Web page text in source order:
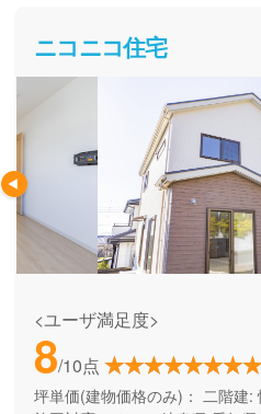
ニコニコ住宅
<ユーザ満足度>
8/10点
坪単価(建物価格のみ)： 二階建: